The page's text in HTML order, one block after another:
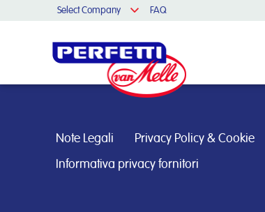
Select Company FAQ
Cerca nel sito
Note Legali Privacy Policy & Cookie
Informativa privacy fornitori